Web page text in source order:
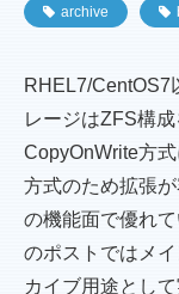
archive
RHEL7/CentOS7
レージはZFS構
CopyOnWrite方
方式のため拡張
の機能面で優れ
のポストではメ
カイブ用途とし